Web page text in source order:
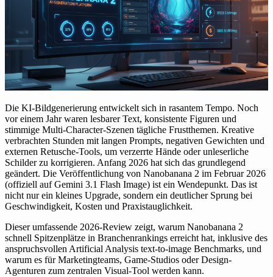
Die KI-Bildgenerierung entwickelt sich in rasantem Tempo. Noch
vor einem Jahr waren lesbarer Text, konsistente Figuren und
stimmige Multi-Character-Szenen tägliche Frustthemen. Kreative
verbrachten Stunden mit langen Prompts, negativen Gewichten und
externen Retusche-Tools, um verzerrte Hände oder unleserliche
Schilder zu korrigieren. Anfang 2026 hat sich das grundlegend
geändert. Die Veröffentlichung von Nanobanana 2 im Februar 2026
(offiziell auf Gemini 3.1 Flash Image) ist ein Wendepunkt. Das ist
nicht nur ein kleines Upgrade, sondern ein deutlicher Sprung bei
Geschwindigkeit, Kosten und Praxistauglichkeit.
Dieser umfassende 2026-Review zeigt, warum Nanobanana 2
schnell Spitzenplätze in Branchenrankings erreicht hat, inklusive des
anspruchsvollen Artificial Analysis text-to-image Benchmarks, und
warum es für Marketingteams, Game-Studios oder Design-
Agenturen zum zentralen Visual-Tool werden kann.